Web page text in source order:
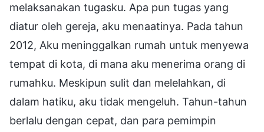
melaksanakan tugasku. Apa pun tugas yang
diatur oleh gereja, aku menaatinya. Pada tahun
2012, Aku meninggalkan rumah untuk menyewa
tempat di kota, di mana aku menerima orang di
rumahku. Meskipun sulit dan melelahkan, di
dalam hatiku, aku tidak mengeluh. Tahun-tahun
berlalu dengan cepat, dan para pemimpin